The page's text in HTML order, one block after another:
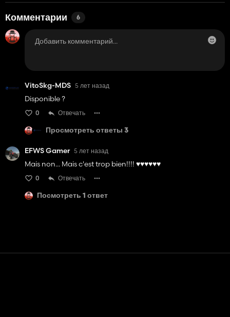
Комментарии 6
VitoSkg-MDS 5 лет назад
Disponible ?
0 Отвечать
Просмотреть ответы 3
EFWS Gamer 5 лет назад
Mais non... Mais c'est trop bien!!!! ♥♥♥♥♥♥
0 Отвечать
Посмотреть 1 ответ